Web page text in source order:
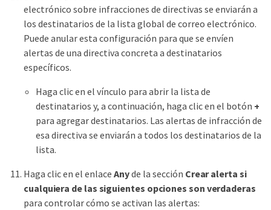
electrónico sobre infracciones de directivas se enviarán a
los destinatarios de la lista global de correo electrónico.
Puede anular esta configuración para que se envíen
alertas de una directiva concreta a destinatarios
específicos.
Haga clic en el vínculo para abrir la lista de
destinatarios y, a continuación, haga clic en el botón +
para agregar destinatarios. Las alertas de infracción de
esa directiva se enviarán a todos los destinatarios de la
lista.
Haga clic en el enlace Anyde la sección Crear alerta si
cualquiera de las siguientes opciones son verdaderas
para controlar cómo se activan las alertas: